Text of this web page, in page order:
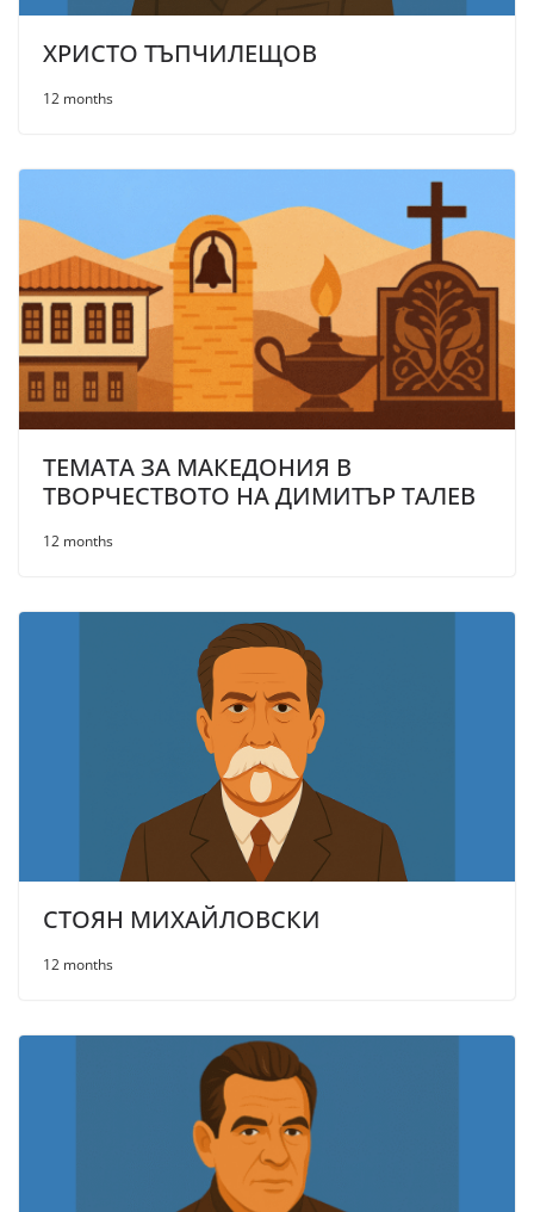
ХРИСТО ТЪПЧИЛЕЩОВ
12 months
ТЕМАТА ЗА МАКЕДОНИЯ В
ТВОРЧЕСТВОТО НА ДИМИТЪР ТАЛЕВ
12 months
СТОЯН МИХАЙЛОВСКИ
12 months